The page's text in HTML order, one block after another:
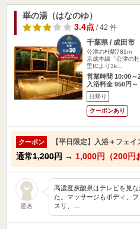
崋の湯（はなのゆ）
3.4点 / 42 件
千葉県 / 成田市
公津の杜駅781m
京成本線「公津の
里ICより3k…
営業時間 10:00～
入浴料金 950円～
日帰り
クーポンあり
クーポン 【平日限定】入浴＋フェ
通常1,200円 → 1,000円（200円
匿名
高濃度炭酸泉はテレビを見
た。マッサージもボディ、
スリ、…